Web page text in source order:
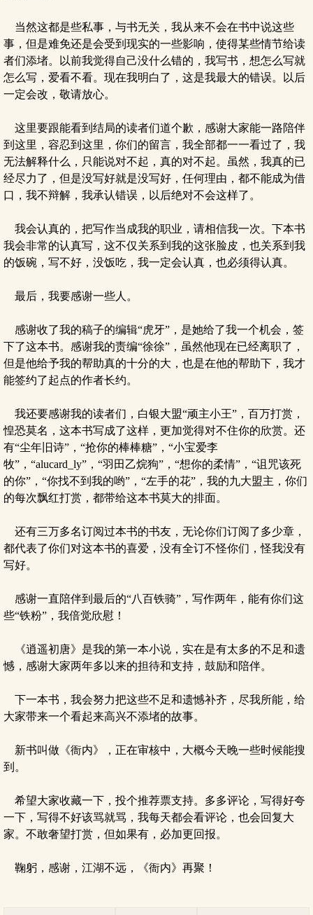
当然这都是些私事，与书无关，我从来不会在书中说这些
事，但是难免还是会受到现实的一些影响，使得某些情节给读
者们添堵。以前我觉得自己没什么错的，我写书，想怎么写就
怎么写，爱看不看。现在我明白了，这是我最大的错误。以后
一定会改，敬请放心。
这里要跟能看到结局的读者们道个歉，感谢大家能一路陪伴
到这里，容忍到这里，你们的留言，我全部都一一看过了，我
无法解释什么，只能说对不起，真的对不起。虽然，我真的已
经尽力了，但是没写好就是没写好，任何理由，都不能成为借
口，我不辩解，我承认错误，以后绝对不会这样了。
我会认真的，把写作当成我的职业，请相信我一次。下本书
我会非常的认真写，这不仅关系到我的这张脸皮，也关系到我
的饭碗，写不好，没饭吃，我一定会认真，也必须得认真。
最后，我要感谢一些人。
感谢收了我的稿子的编辑“虎牙”，是她给了我一个机会，签
下了这本书。感谢我的责编“徐徐”，虽然他现在已经离职了，
但是他给予我的帮助真的十分的大，也是在他的帮助下，我才
能签约了起点的作者长约。
我还要感谢我的读者们，白银大盟“顽主小王”，百万打赏，
惶恐莫名，这本书写成了这样，更加觉得对不住你的欣赏。还
有“尘年旧诗”，“抢你的棒棒糖”，“小宝爱李
牧”，“alucard_ly”，“羽田乙烷狗”，“想你的柔情”，“诅咒该死
的你”，“你找不到我的哟”，“左手的花”，我的九大盟主，你们
的每次飘红打赏，都带给这本书莫大的排面。
还有三万多名订阅过本书的书友，无论你们订阅了多少章，
都代表了你们对这本书的喜爱，没有全订不怪你们，怪我没有
写好。
感谢一直陪伴到最后的“八百铁骑”，写作两年，能有你们这
些“铁粉”，我倍觉欣慰！
《逍遥初唐》是我的第一本小说，实在是有太多的不足和遗
憾，感谢大家两年多以来的担待和支持，鼓励和陪伴。
下一本书，我会努力把这些不足和遗憾补齐，尽我所能，给
大家带来一个看起来高兴不添堵的故事。
新书叫做《衙内》，正在审核中，大概今天晚一些时候能搜
到。
希望大家收藏一下，投个推荐票支持。多多评论，写得好夸
一下，写得不好该骂就骂，我每天都会看评论，也会回复大
家。不敢奢望打赏，但如果有，必加更回报。
鞠躬，感谢，江湖不远，《衙内》再聚！